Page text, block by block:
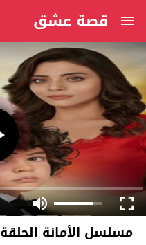
قصة عشق
مسلسل الأمانة الحلقة 236 مترجم